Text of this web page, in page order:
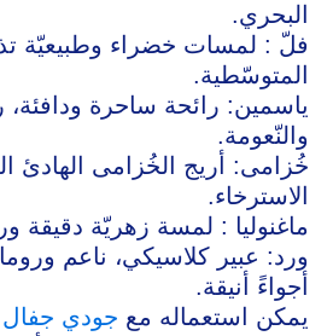
البحري.
فلّ : لمسات خضراء وطبيعيّة
المتوسّطية.
ياسمين: رائحة ساحرة ودافئة،
والنّعومة.
خُزامى: أريج الخُزامى الهادئ
الاسترخاء.
ماغنوليا : لمسة زهريّة دقيقة
ورد: عبير كلاسيكي، ناعم
أجواءً أنيقة.
يمكن استعماله مع جودي جفال